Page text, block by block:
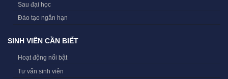
Sau đại học
Đào tạo ngắn hạn
SINH VIÊN CẦN BIẾT
Hoạt động nổi bật
Tư vấn sinh viên